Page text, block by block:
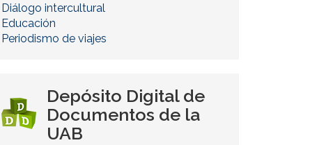
Diálogo intercultural
Educación
Periodismo de viajes
Depósito Digital de
Documentos de la
UAB